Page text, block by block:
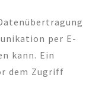
per E-
kann. Ein
dem Zugriff